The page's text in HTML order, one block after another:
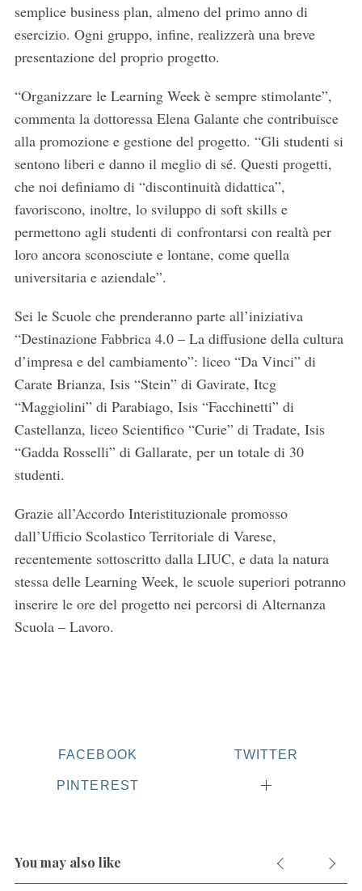
semplice business plan, almeno del primo anno di
esercizio. Ogni gruppo, infine, realizzerà una breve
presentazione del proprio progetto.
“Organizzare le Learning Week è sempre stimolante”,
commenta la dottoressa Elena Galante che contribuisce
alla promozione e gestione del progetto. “Gli studenti si
sentono liberi e danno il meglio di sé. Questi progetti,
che noi definiamo di “discontinuità didattica”,
favoriscono, inoltre, lo sviluppo di soft skills e
permettono agli studenti di confrontarsi con realtà per
loro ancora sconosciute e lontane, come quella
universitaria e aziendale”.
Sei le Scuole che prenderanno parte all’iniziativa
“Destinazione Fabbrica 4.0 – La diffusione della cultura
d’impresa e del cambiamento”: liceo “Da Vinci” di
Carate Brianza, Isis “Stein” di Gavirate, Itcg
“Maggiolini” di Parabiago, Isis “Facchinetti” di
Castellanza, liceo Scientifico “Curie” di Tradate, Isis
“Gadda Rosselli” di Gallarate, per un totale di 30
studenti.
Grazie all’Accordo Interistituzionale promosso
dall’Ufficio Scolastico Territoriale di Varese,
recentemente sottoscritto dalla LIUC, e data la natura
stessa delle Learning Week, le scuole superiori potranno
inserire le ore del progetto nei percorsi di Alternanza
Scuola – Lavoro.
FACEBOOK TWITTER
PINTEREST
You may also like
h